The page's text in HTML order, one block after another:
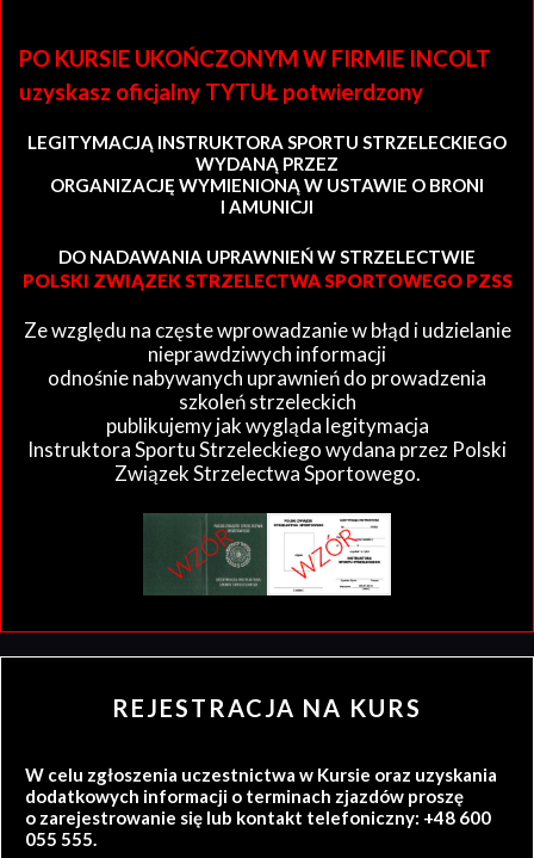
PO KURSIE UKOŃCZONYM W FIRMIE INCOLT
uzyskasz oficjalny TYTUŁ potwierdzony
LEGITYMACJĄ INSTRUKTORA SPORTU STRZELECKIEGO
WYDANĄ PRZEZ
ORGANIZACJĘ WYMIENIONĄ W USTAWIE O BRONI
I AMUNICJI
DO NADAWANIA UPRAWNIEŃ W STRZELECTWIE
POLSKI ZWIĄZEK STRZELECTWA SPORTOWEGO PZSS
Ze względu na częste wprowadzanie w błąd i udzielanie
nieprawdziwych informacji
odnośnie nabywanych uprawnień do prowadzenia
szkoleń strzeleckich
publikujemy jak wygląda legitymacja
Instruktora Sportu Strzeleckiego wydana przez Polski
Związek Strzelectwa Sportowego.
REJESTRACJA NA KURS
W celu zgłoszenia uczestnictwa w Kursie oraz uzyskania
dodatkowych informacji o terminach zjazdów proszę
o zarejestrowanie się lub kontakt telefoniczny: +48 600
055 555.